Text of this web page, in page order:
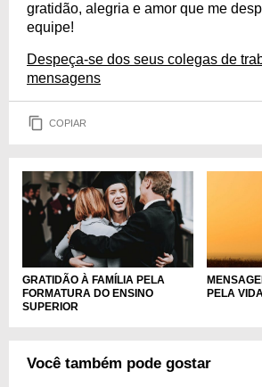
gratidão, alegria e amor que me
equipe!
Despeça-se dos seus colegas de
mensagens
COPIAR
GRATIDÃO À FAMÍLIA PELA
FORMATURA DO ENSINO
SUPERIOR
PELA VIDA
Você também pode gostar